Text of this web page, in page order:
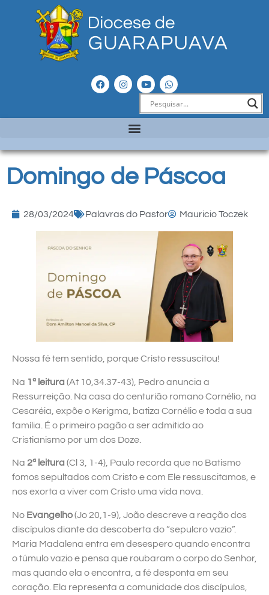
Domingo de Páscoa
28/03/2024 Palavras do Pastor Mauricio Toczek
Nossa fé tem sentido, porque Cristo ressuscitou!
Na 1ª leitura (At 10,34.37-43), Pedro anuncia a
Ressurreição. Na casa do centurião romano Cornélio, na
Cesaréia, expõe o Kerigma, batiza Cornélio e toda a sua
família. É o primeiro pagão a ser admitido ao
Cristianismo por um dos Doze.
Na 2ª leitura (Cl 3, 1-4), Paulo recorda que no Batismo
fomos sepultados com Cristo e com Ele ressuscitamos, e
nos exorta a viver com Cristo uma vida nova.
No Evangelho(Jo 20,1-9), João descreve a reação dos
discípulos diante da descoberta do “sepulcro vazio”.
Maria Madalena entra em desespero quando encontra
o túmulo vazio e pensa que roubaram o corpo do Senhor,
mas quando ela o encontra, a fé desponta em seu
coração. Ela representa a comunidade dos discípulos,